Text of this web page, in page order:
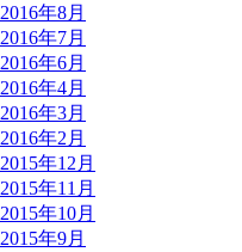
2016年8月
2016年7月
2016年6月
2016年4月
2016年3月
2016年2月
2015年12月
2015年11月
2015年10月
2015年9月